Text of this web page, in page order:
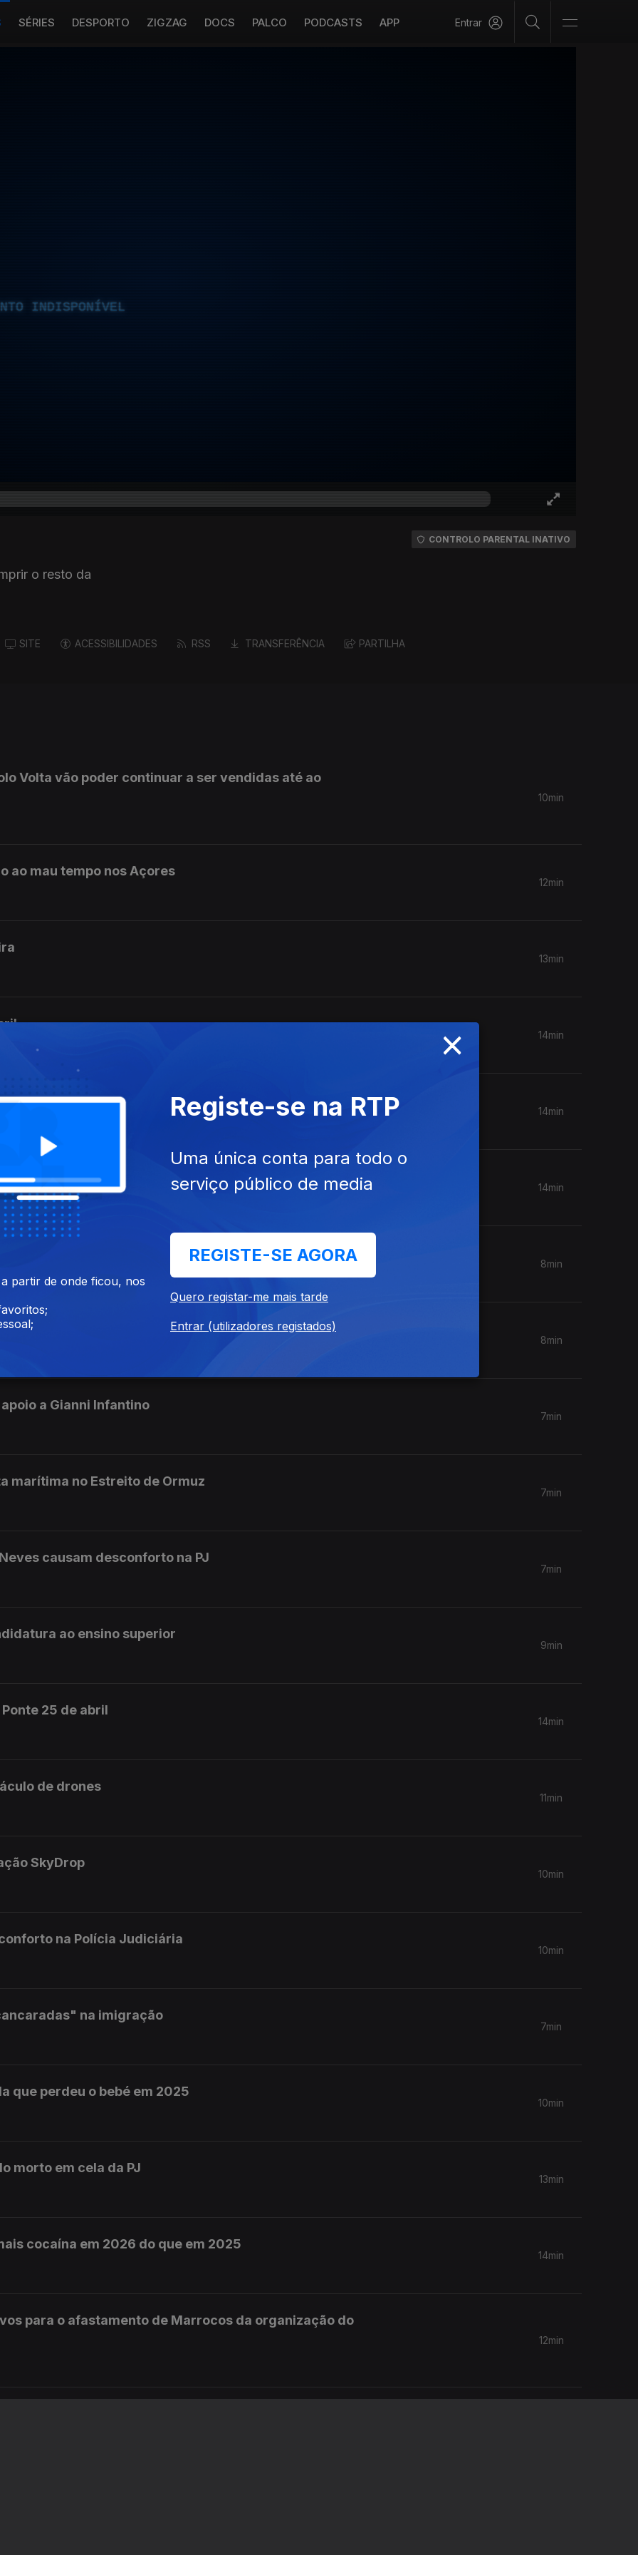
SÉRIES DESPORTO ZIGZAG DOCS PALCO PODCASTS APP Entrar
INDISPONÍVEL
o resto da
CONTROLO PARENTAL INATIVO
SITE ACESSIBILIDADES RSS TRANSFERÊNCIA PARTILHA
Volta vão poder continuar a ser vendidas até ao
10min
ao mau tempo nos Açores
12min
13min
14min
migratória
14min
postas à prova
14min
Paião chega aos cinemas
8min
na aldeia de Cem Soldos
8min
a Gianni Infantino
7min
marítima no Estreito de Ormuz
7min
causam desconforto na PJ
7min
ao ensino superior
9min
25 de abril
14min
de drones
11min
SkyDrop
10min
na Polícia Judiciária
10min
na imigração
7min
que perdeu o bebé em 2025
10min
morto em cela da PJ
13min
cocaína em 2026 do que em 2025
14min
para o afastamento de Marrocos da organização do
12min
×
partir de onde ficou, nos
Registe-se na RTP
Uma única conta para todo o
serviço público de media
REGISTE-SE AGORA
Quero registar-me mais tarde
Entrar (utilizadores registados)